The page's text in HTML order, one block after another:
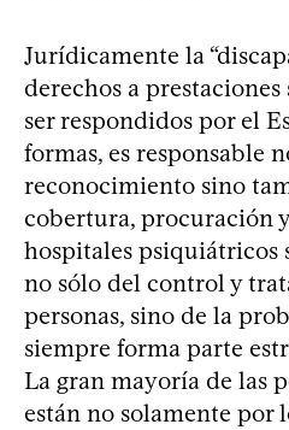
Jurídicamente la
derechos a
ser respondidos por el
formas, es responsable
reconocimiento sino
cobertura, procuración
hospitales psiquiátricos
no sólo del control y
personas, sino de la
siempre forma parte
La gran mayoría de las
están no solamente por